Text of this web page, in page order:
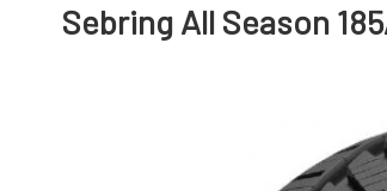
Sebring All Season